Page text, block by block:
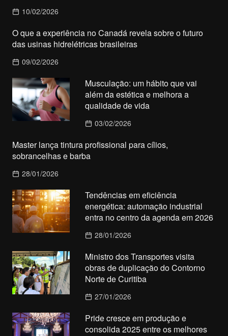
10/02/2026
O que a experiência no Canadá revela sobre o futuro
das usinas hidrelétricas brasileiras
09/02/2026
Musculação: um hábito que vai
além da estética e melhora a
qualidade de vida
03/02/2026
Master lança tintura profissional para cílios,
sobrancelhas e barba
28/01/2026
Tendências em eficiência
energética: automação industrial
entra no centro da agenda em 2026
28/01/2026
Ministro dos Transportes visita
obras de duplicação do Contorno
Norte de Curitiba
27/01/2026
Pride cresce em produção e
consolida 2025 entre os melhores